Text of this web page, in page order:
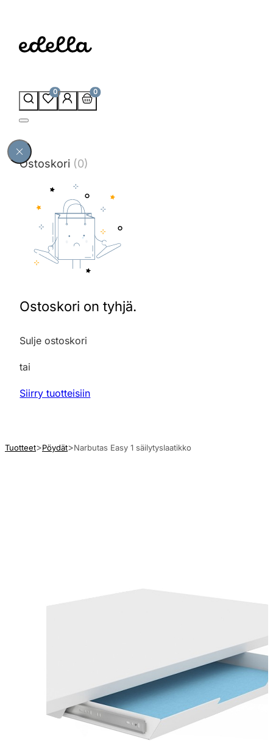
0 0
Ostoskori (0)
Ostoskori on tyhjä.
Sulje ostoskori
tai
Siirry tuotteisiin
Tuotteet Pöydät Narbutas Easy 1 säilytyslaatikko